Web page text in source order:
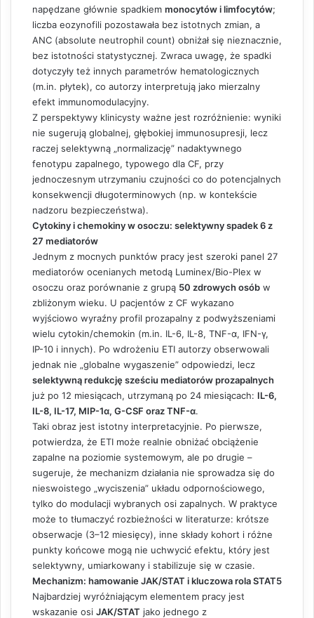
napędzane głównie spadkiem monocytów i limfocytów;
liczba eozynofili pozostawała bez istotnych zmian, a
ANC (absolute neutrophil count) obniżał się nieznacznie,
bez istotności statystycznej. Zwraca uwagę, że spadki
dotyczyły też innych parametrów hematologicznych
(m.in. płytek), co autorzy interpretują jako mierzalny
efekt immunomodulacyjny.
Z perspektywy klinicysty ważne jest rozróżnienie: wyniki
nie sugerują globalnej, głębokiej immunosupresji, lecz
raczej selektywną „normalizację” nadaktywnego
fenotypu zapalnego, typowego dla CF, przy
jednoczesnym utrzymaniu czujności co do potencjalnych
konsekwencji długoterminowych (np. w kontekście
nadzoru bezpieczeństwa).
Cytokiny i chemokiny w osoczu: selektywny spadek 6 z
27 mediatorów
Jednym z mocnych punktów pracy jest szeroki panel 27
mediatorów ocenianych metodą Luminex/Bio-Plex w
osoczu oraz porównanie z grupą 50 zdrowych osób w
zbliżonym wieku. U pacjentów z CF wykazano
wyjściowo wyraźny profil prozapalny z podwyższeniami
wielu cytokin/chemokin (m.in. IL-6, IL-8, TNF-α, IFN-γ,
IP-10 i innych). Po wdrożeniu ETI autorzy obserwowali
jednak nie „globalne wygaszenie” odpowiedzi, lecz
selektywną redukcję sześciu mediatorów prozapalnych
już po 12 miesiącach, utrzymaną po 24 miesiącach: IL-6,
IL-8, IL-17, MIP-1α, G-CSF oraz TNF-α.
Taki obraz jest istotny interpretacyjnie. Po pierwsze,
potwierdza, że ETI może realnie obniżać obciążenie
zapalne na poziomie systemowym, ale po drugie –
sugeruje, że mechanizm działania nie sprowadza się do
nieswoistego „wyciszenia” układu odpornościowego,
tylko do modulacji wybranych osi zapalnych. W praktyce
może to tłumaczyć rozbieżności w literaturze: krótsze
obserwacje (3–12 miesięcy), inne składy kohort i różne
punkty końcowe mogą nie uchwycić efektu, który jest
selektywny, umiarkowany i stabilizuje się w czasie.
Mechanizm: hamowanie JAK/STAT i kluczowa rola STAT5
Najbardziej wyróżniającym elementem pracy jest
wskazanie osi JAK/STAT jako jednego z